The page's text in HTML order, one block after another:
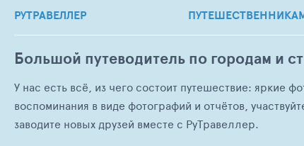
РУТРАВЕЛЛЕР
Большой путеводитель по городам и
У нас есть всё, из чего состоит путешествие: яркие
воспоминания в виде фотографий и отчётов,
заводите новых друзей вместе с РуТравеллер.